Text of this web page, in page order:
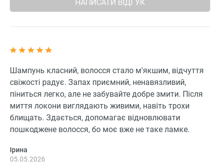
НАПИСАТИ ВІДГУК
Шампунь класний, волосся стало м'якшим, відчуття
свіжості радує. Запах приємний, ненавязливий,
піниться легко, але не забувайте добре змити. Після
миття локони виглядають живими, навіть трохи
блищать. Здається, допомагає відновлювати
пошкоджене волосся, бо моє вже не таке ламке.
Ірина
05.05.2026